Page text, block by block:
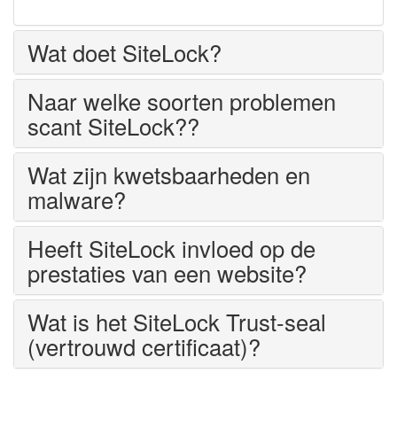
Wat doet SiteLock?
Naar welke soorten problemen
scant SiteLock??
Wat zijn kwetsbaarheden en
malware?
Heeft SiteLock invloed op de
prestaties van een website?
Wat is het SiteLock Trust-seal
(vertrouwd certificaat)?